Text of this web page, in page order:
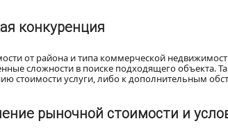
конкуренция
от района и типа коммерческой
сложности в поиске подходящего объекта.
стоимости услуги, либо к дополнительным
рыночной стоимости и